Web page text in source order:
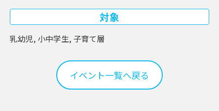
対象
乳幼児, 小中学生, 子育て層
イベント一覧へ戻る